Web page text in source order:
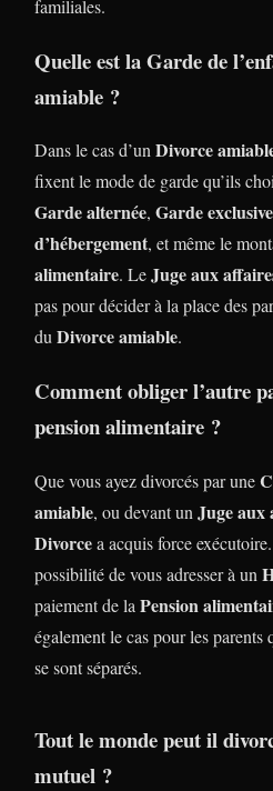
familiales.
Quelle est la Garde de
amiable ?
Dans le cas d’unDivorce
fixent le mode de garde qu’ils
Garde alternée, Garde exclusive
d’hébergement, et même le
alimentaire. LeJuge aux
pas pour décider à la place des
duDivorce amiable.
Comment obliger l’autre
pension alimentaire ?
Que vous ayez divorcés par une
amiable, ou devant un Juge aux
Divorcea acquis force
possibilité de vous adresser à un
paiement de la Pension
également le cas pour les parents
se sont séparés.
Tout le monde peut il
mutuel ?